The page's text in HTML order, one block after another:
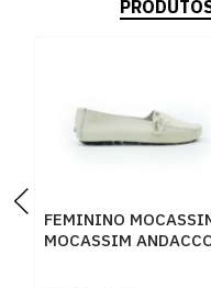
FEMININO
MOCASSIM